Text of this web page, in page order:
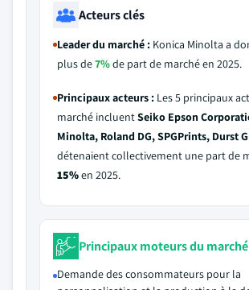
Acteurs clés
Leader du marché : Konica Minolta a
plus de7%de part de marché en 2025.
Principaux acteurs : Les 5 principaux
marché incluentSeiko Epson
Minolta, Roland DG, SPGPrints, Durst
détenaient collectivement une part de
15%en 2025.
Principaux moteurs du marché
Demande des consommateurs pour la